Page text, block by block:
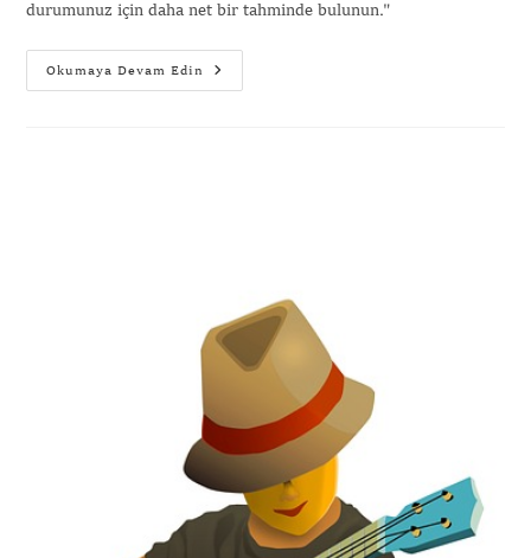
durumunuz için daha net bir tahminde bulunun."
Okumaya Devam Edin